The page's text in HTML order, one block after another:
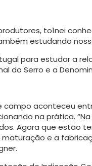
to1nei
estudando
para estudar a
do Serro e a
aconteceu
na prática.
Agora que estão
e a